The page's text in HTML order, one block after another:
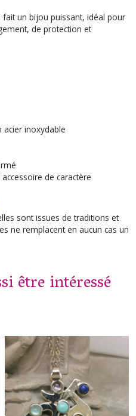
fait un bijou puissant, idéal pour
de protection et
acier inoxydable
de caractère
sont issues de traditions et
ne remplacent en aucun cas un
être intéressé